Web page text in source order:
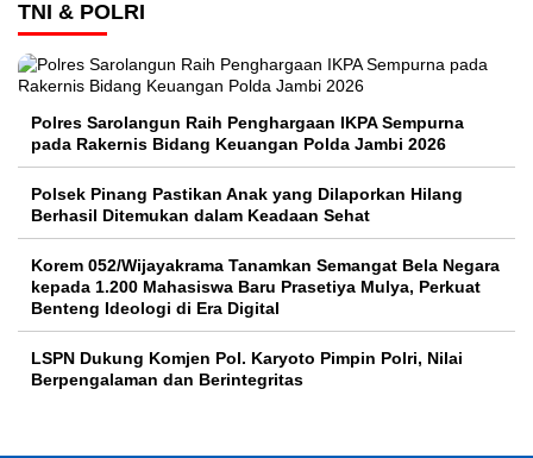
TNI & POLRI
Polres Sarolangun Raih Penghargaan IKPA Sempurna
pada Rakernis Bidang Keuangan Polda Jambi 2026
Polsek Pinang Pastikan Anak yang Dilaporkan Hilang
Berhasil Ditemukan dalam Keadaan Sehat
Korem 052/Wijayakrama Tanamkan Semangat Bela Negara
kepada 1.200 Mahasiswa Baru Prasetiya Mulya, Perkuat
Benteng Ideologi di Era Digital
LSPN Dukung Komjen Pol. Karyoto Pimpin Polri, Nilai
Berpengalaman dan Berintegritas